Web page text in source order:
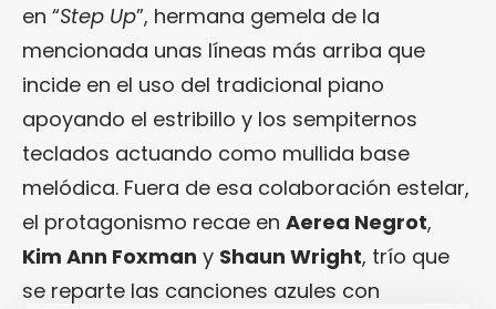
en “Step Up”, hermana gemela de la
mencionada unas líneas más arriba que
incide en el uso del tradicional piano
apoyando el estribillo y los sempiternos
teclados actuando como mullida base
melódica. Fuera de esa colaboración estelar,
el protagonismo recae en Aerea Negrot,
Kim Ann Foxman y Shaun Wright, trío que
se reparte las canciones azules con